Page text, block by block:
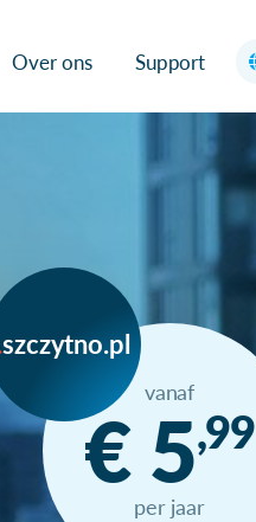
Over ons Support
szczytno.pl
vanaf
€ 5,99
per jaar